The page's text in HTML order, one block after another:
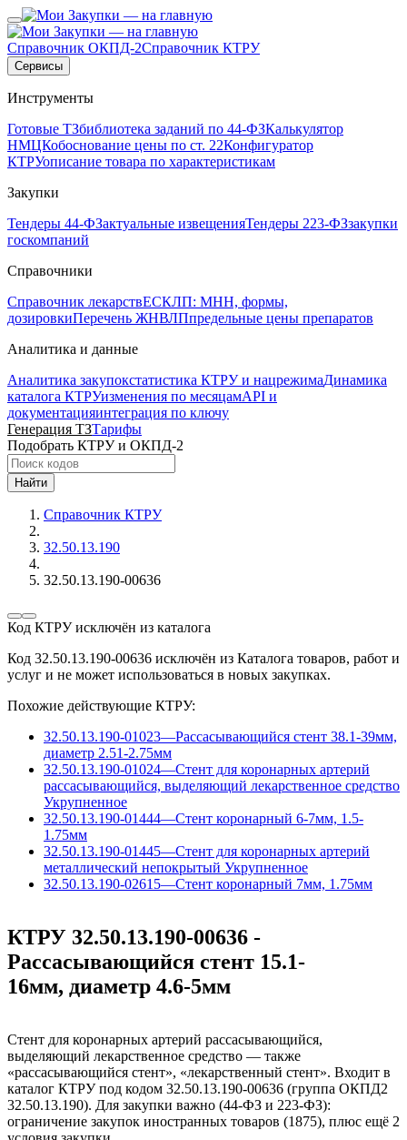
Справочник ОКПД-2Справочник КТРУ
Сервисы
Инструменты
Готовые ТЗбиблиотека заданий по 44-ФЗКалькулятор
НМЦКобоснование цены по ст. 22Конфигуратор
КТРУописание товара по характеристикам
Закупки
Тендеры 44-ФЗактуальные извещенияТендеры 223-ФЗзакупки
госкомпаний
Справочники
Справочник лекарствЕСКЛП: МНН, формы,
дозировкиПеречень ЖНВЛПпредельные цены препаратов
Аналитика и данные
Аналитика закупокстатистика КТРУ и нацрежимаДинамика
каталога КТРУизменения по месяцамAPI и
документацияинтеграция по ключу
Генерация ТЗТарифы
Подобрать КТРУ и ОКПД-2
Найти
Справочник КТРУ
32.50.13.190
32.50.13.190-00636
Код КТРУ исключён из каталога
Код 32.50.13.190-00636 исключён из Каталога товаров, работ и
услуг и не может использоваться в новых закупках.
Похожие действующие КТРУ:
32.50.13.190-01023—Рассасывающийся стент 38.1-39мм,
диаметр 2.51-2.75мм
32.50.13.190-01024—Стент для коронарных артерий
рассасывающийся, выделяющий лекарственное средство
Укрупненное
32.50.13.190-01444—Стент коронарный 6-7мм, 1.5-
1.75мм
32.50.13.190-01445—Стент для коронарных артерий
металлический непокрытый Укрупненное
32.50.13.190-02615—Стент коронарный 7мм, 1.75мм
КТРУ 32.50.13.190-00636 -
Рассасывающийся стент 15.1-
16мм, диаметр 4.6-5мм
Стент для коронарных артерий рассасывающийся,
выделяющий лекарственное средство — также
«рассасывающийся стент», «лекарственный стент». Входит в
каталог КТРУ под кодом 32.50.13.190-00636 (группа ОКПД2
32.50.13.190). Для закупки важно (44-ФЗ и 223-ФЗ):
ограничение закупок иностранных товаров (1875), плюс ещё 2